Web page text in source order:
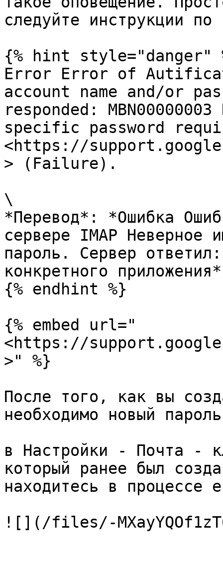
следуйте инструкции
{% hint style="danger"
Error Error of
account name and/or
responded:
specific password
<https://
> (Failure).
\
*Перевод*: *Ошибка
сервере IMAP
пароль. Сервер
конкретного приложения*
{% endhint %}
{% embed url="
<https://
>" %}
После того, как вы
необходимо новый
в Настройки - Почта -
который ранее был
находитесь в процессе